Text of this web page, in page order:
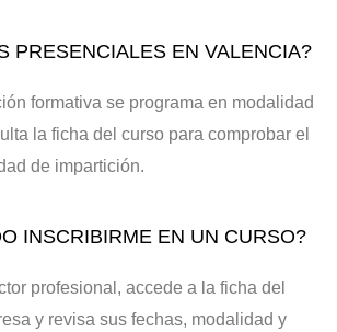
PRESENCIALES EN VALENCIA?
formativa se programa en modalidad
la ficha del curso para comprobar el
de impartición.
INSCRIBIRME EN UN CURSO?
profesional, accede a la ficha del
y revisa sus fechas, modalidad y